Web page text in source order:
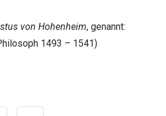
von Hohenheim, genannt:
1493 – 1541)